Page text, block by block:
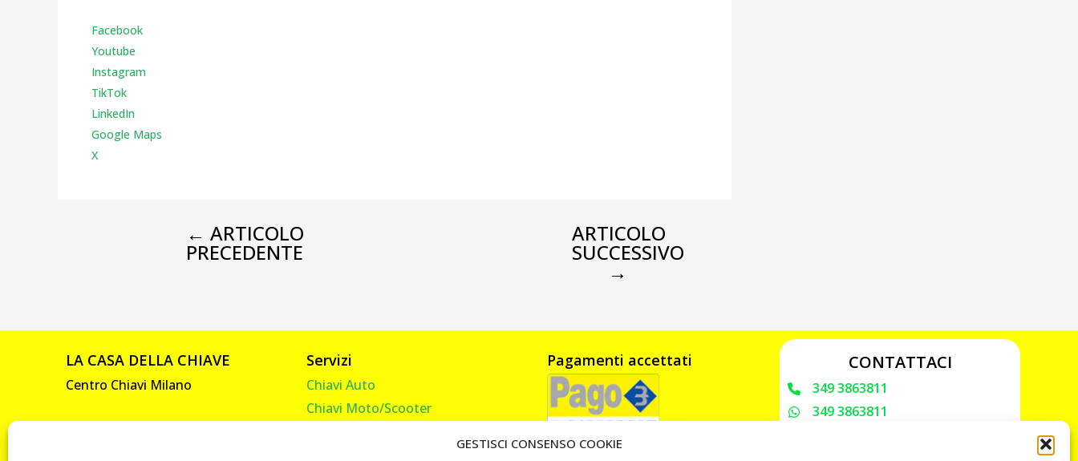
GESTISCI CONSENSO COOKIE
Facebook
Youtube
Instagram
TikTok
LinkedIn
Google Maps
X
← ARTICOLO
PRECEDENTE
ARTICOLO
SUCCESSIVO
→
LA CASA DELLA CHIAVE
Centro Chiavi Milano
Servizi
Chiavi Auto
Chiavi Moto/Scooter
Pagamenti accettati CONTATTACI
349 3863811
349 3863811